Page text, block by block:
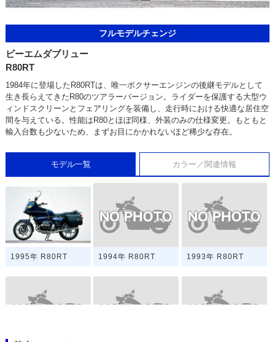
フルモデルチェンジ
ビーエムダブリュー
R80RT
1984年に登場したR80RTは、唯一ボクサーエンジンの後継モデルとして
生き長らえてきたR80のツアラーバージョン。ライダーを保護する大型ウ
ィンドスクリーンとフェアリングを装備し、走行時における快適な居住空
間を与えている。性能はR80とほぼ同様、外装のみの仕様変更。もともと
輸入台数も少ないため、まずお目にかかれないほど稀少な存在。
モデル一覧 カラー／関連情報
1995年 R80RT 1994年 R80RT 1993年 R80RT